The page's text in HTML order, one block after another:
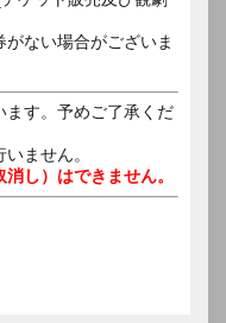
ない場合がございま
ます。予めご了承くだ
ません。
し）はできません。